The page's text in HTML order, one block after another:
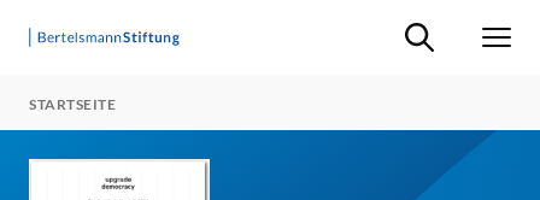
Suche ein-/
STARTSEITE